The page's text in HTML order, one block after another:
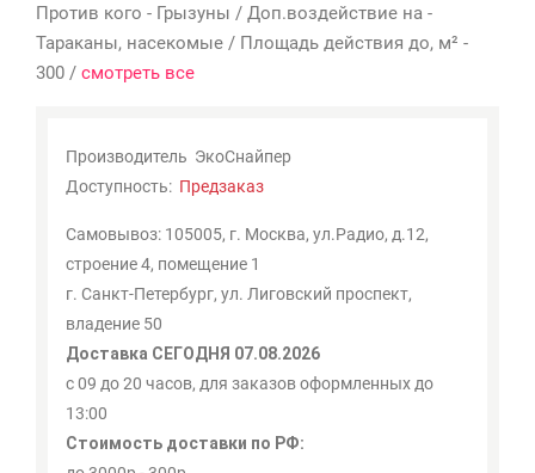
Против кого - Грызуны / Доп.воздействие на -
Тараканы, насекомые / Площадь действия до, м² -
300 / смотреть все
Производитель ЭкоСнайпер
Доступность: Предзаказ
Самовывоз: 105005, г. Москва, ул.Радио, д.12,
строение 4, помещение 1
г. Санкт-Петербург, ул. Лиговский проспект,
владение 50
Доставка СЕГОДНЯ 07.08.2026
с 09 до 20 часов, для заказов оформленных до
13:00
Стоимость доставки по РФ: